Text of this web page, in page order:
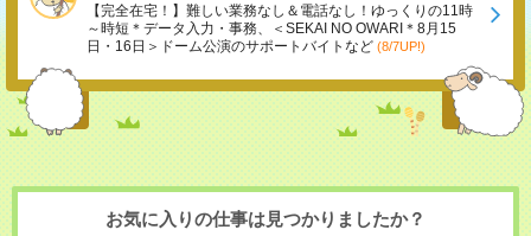
【完全在宅！】難しい業務なし＆電話なし！ゆっくりの11時
～時短＊データ入力・事務、＜SEKAI NO OWARI＊8月15
日・16日＞ドーム公演のサポートバイトなど (8/7UP!)
お気に入りの仕事は見つかりましたか？